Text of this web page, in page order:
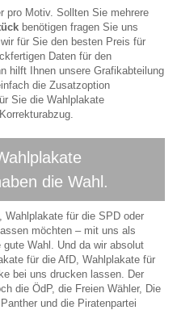
pro Motiv. Sollten Sie mehrere
benötigen fragen Sie uns
für Sie den besten Preis für
Daten für den
hilft Ihnen unsere Grafikabteilung
die Zusatzoption
Sie die Wahlplakate
die Wahl.
Wahlplakate für die SPD oder
möchten – mit uns als
Wahl. Und da wir absolut
für die AfD, Wahlplakate für
bei uns drucken lassen. Der
die ÖdP, die Freien Wähler, Die
und die Piratenpartei